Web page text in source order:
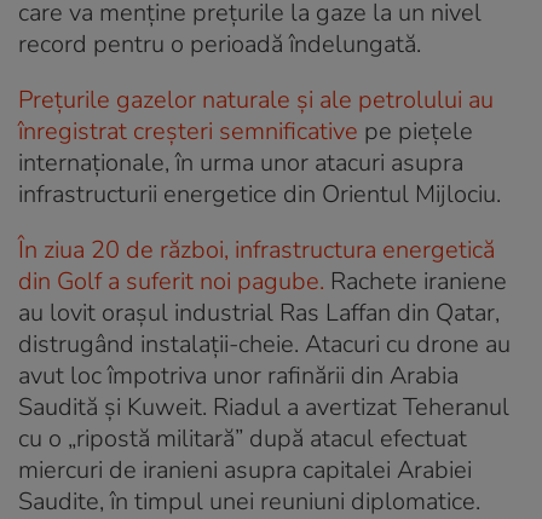
care va menține prețurile la gaze la un nivel
record pentru o perioadă îndelungată.
Prețurile gazelor naturale și ale petrolului au
înregistrat creșteri semnificative pe piețele
internaționale, în urma unor atacuri asupra
infrastructurii energetice din Orientul Mijlociu.
În ziua 20 de război, infrastructura energetică
din Golf a suferit noi pagube. Rachete iraniene
au lovit oraşul industrial Ras Laffan din Qatar,
distrugând instalaţii-cheie. Atacuri cu drone au
avut loc împotriva unor rafinării din Arabia
Saudită și Kuweit. Riadul a avertizat Teheranul
cu o „ripostă militară” după atacul efectuat
miercuri de iranieni asupra capitalei Arabiei
Saudite, în timpul unei reuniuni diplomatice.